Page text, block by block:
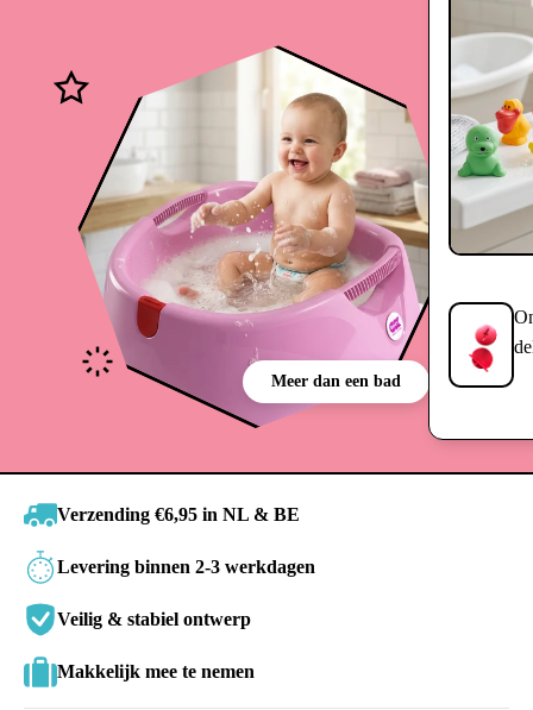
Meer dan een bad
Verzending €6,95 in NL & BE
Levering binnen 2-3 werkdagen
Veilig & stabiel ontwerp
Makkelijk mee te nemen